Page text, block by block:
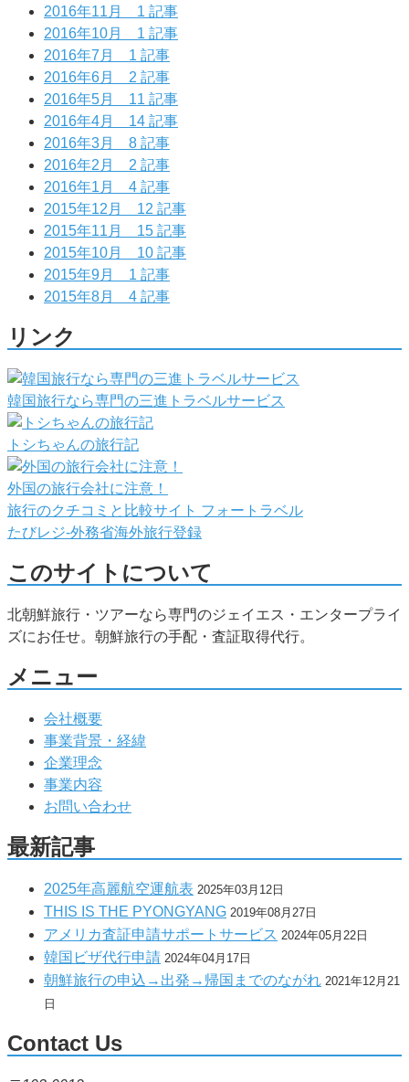
2016年11月 1 記事
2016年10月 1 記事
2016年7月 1 記事
2016年6月 2 記事
2016年5月 11 記事
2016年4月 14 記事
2016年3月 8 記事
2016年2月 2 記事
2016年1月 4 記事
2015年12月 12 記事
2015年11月 15 記事
2015年10月 10 記事
2015年9月 1 記事
2015年8月 4 記事
リンク
韓国旅行なら専門の三進トラベルサービス
トシちゃんの旅行記
外国の旅行会社に注意！
旅行のクチコミと比較サイト フォートラベル
たびレジ-外務省海外旅行登録
このサイトについて
北朝鮮旅行・ツアーなら専門のジェイエス・エンタープライ
ズにお任せ。朝鮮旅行の手配・査証取得代行。
メニュー
会社概要
事業背景・経緯
企業理念
事業内容
お問い合わせ
最新記事
2025年高麗航空運航表 2025年03月12日
THIS IS THE PYONGYANG 2019年08月27日
アメリカ査証申請サポートサービス 2024年05月22日
韓国ビザ代行申請 2024年04月17日
朝鮮旅行の申込→出発→帰国までのながれ 2021年12月21
日
Contact Us